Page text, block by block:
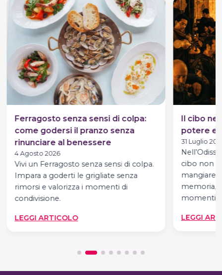
Ferragosto senza sensi di colpa:
come godersi il pranzo senza
rinunciare al benessere
4 Agosto 2026
Vivi un Ferragosto senza sensi di colpa.
Impara a goderti le grigliate senza
rimorsi e valorizza i momenti di
condivisione.
LEGGI ARTICOLO:
SENSI
Il cibo
potere e
31 Luglio
cibo non è
mangiare.
memoria,
momenti,…
LEGGI